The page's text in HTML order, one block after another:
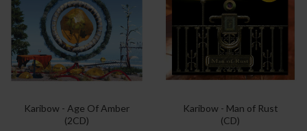
Karibow - Age Of Amber
(2CD)
Karibow - Man of Rust
(CD)